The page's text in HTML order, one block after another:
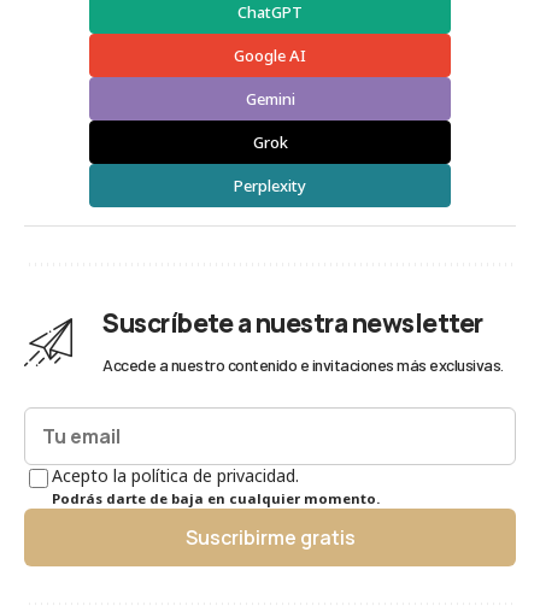
ChatGPT
Google AI
Gemini
Grok
Perplexity
Suscríbete a nuestra newsletter
Accede a nuestro contenido e invitaciones más exclusivas.
Acepto la política de privacidad.
Podrás darte de baja en cualquier momento.
Suscribirme gratis